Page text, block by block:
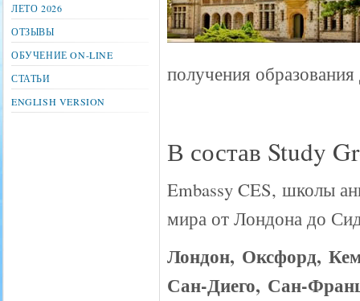
получения
В состав Study
Embassy CES, школы
мира от Лондона до
Лондон, Оксфорд,
Сан-Диего, Сан-
ЛЕТО 2026
ОТЗЫВЫ
ОБУЧЕНИЕ ON-LINE
СТАТЬИ
ENGLISH VERSION